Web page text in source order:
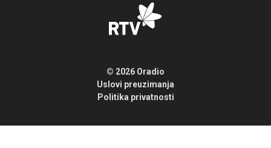
© 2026 Oradio
Uslovi preuzimanja
Politika privatnosti